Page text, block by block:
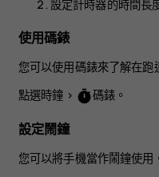
設定計時器的時間長
使用碼錶
您可以使用碼錶來了解在跑
點選時鐘 > timer碼錶 。
設定鬧鐘
您可以將手機當作鬧鐘使用